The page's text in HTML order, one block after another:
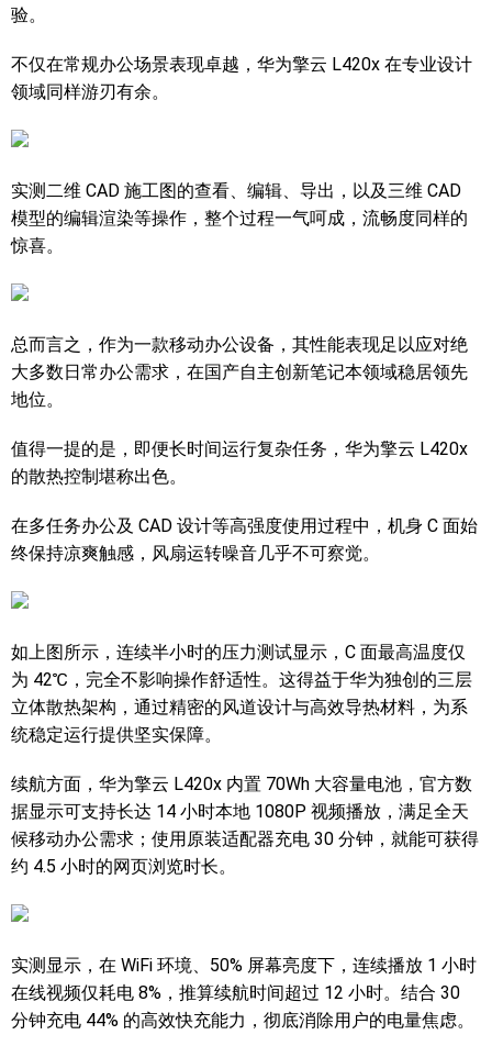
验。
不仅在常规办公场景表现卓越，华为擎云 L420x 在专业设计
领域同样游刃有余。
实测二维 CAD 施工图的查看、编辑、导出，以及三维 CAD
模型的编辑渲染等操作，整个过程一气呵成，流畅度同样的
惊喜。
总而言之，作为一款移动办公设备，其性能表现足以应对绝
大多数日常办公需求，在国产自主创新笔记本领域稳居领先
地位。
值得一提的是，即便长时间运行复杂任务，华为擎云 L420x
的散热控制堪称出色。
在多任务办公及 CAD 设计等高强度使用过程中，机身 C 面始
终保持凉爽触感，风扇运转噪音几乎不可察觉。
如上图所示，连续半小时的压力测试显示，C 面最高温度仅
为 42℃，完全不影响操作舒适性。这得益于华为独创的三层
立体散热架构，通过精密的风道设计与高效导热材料，为系
统稳定运行提供坚实保障。
续航方面，华为擎云 L420x 内置 70Wh 大容量电池，官方数
据显示可支持长达 14 小时本地 1080P 视频播放，满足全天
候移动办公需求；使用原装适配器充电 30 分钟，就能可获得
约 4.5 小时的网页浏览时长。
实测显示，在 WiFi 环境、50% 屏幕亮度下，连续播放 1 小时
在线视频仅耗电 8%，推算续航时间超过 12 小时。结合 30
分钟充电 44% 的高效快充能力，彻底消除用户的电量焦虑。